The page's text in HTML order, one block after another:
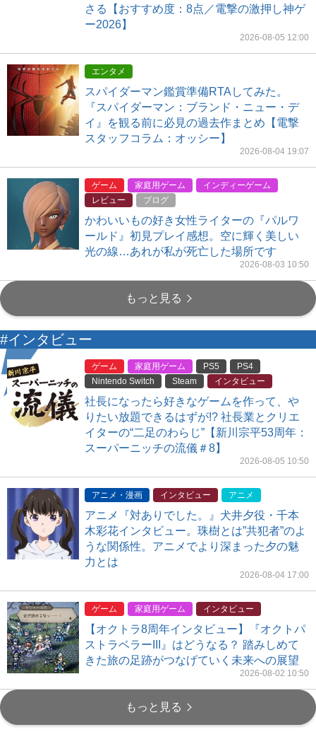
さる【おすすめ度：8点／電撃の激押し神ゲ
ー2026】
2026-08-05 12:00
エンタメ
スパイダーマン鑑賞準備RTAしてみた。
『スパイダーマン：ブランド・ニュー・デ
イ』を観る前に必見の過去作まとめ【電撃
スタッフコラム：オッシー】
2026-08-04 19:07
ゲーム 家庭用ゲーム
インディーゲーム
レビュー
ブログ
かわいいもの好き女性ライターの『パルワ
ールド』初見プレイ感想。空に輝く美しい
光の線…あれが私が死亡した場所です
2026-08-03 10:50
もっと見る
#インタビュー
ゲーム 家庭用ゲーム PS5
PS4
Nintendo Switch
Steam インタビュー
社長になったら好きなゲームを作って、や
りたい放題できるはずが!? 社長業とクリエ
イターの“二足のわらじ”【新川宗平53周年：
スーパーニッチの流儀＃8】
2026-08-05 10:50
アニメ・漫画 インタビュー アニメ
アニメ『対ありでした。』犬井夕役・千本
木彩花インタビュー。珠樹とは”共犯者”のよ
うな関係性。アニメでより深まった夕の魅
力とは
2026-08-04 17:00
ゲーム 家庭用ゲーム インタビュー
【オクトラ8周年インタビュー】『オクトパ
ストラベラーIII』はどうなる？ 踏みしめて
きた旅の足跡がつなげていく未来への展望
2026-08-02 10:50
もっと見る